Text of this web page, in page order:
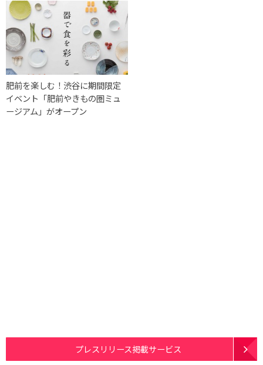
肥前を楽しむ！渋谷に期間限定
イベント「肥前やきもの圏ミュ
ージアム」がオープン
プレスリリース掲載サービス